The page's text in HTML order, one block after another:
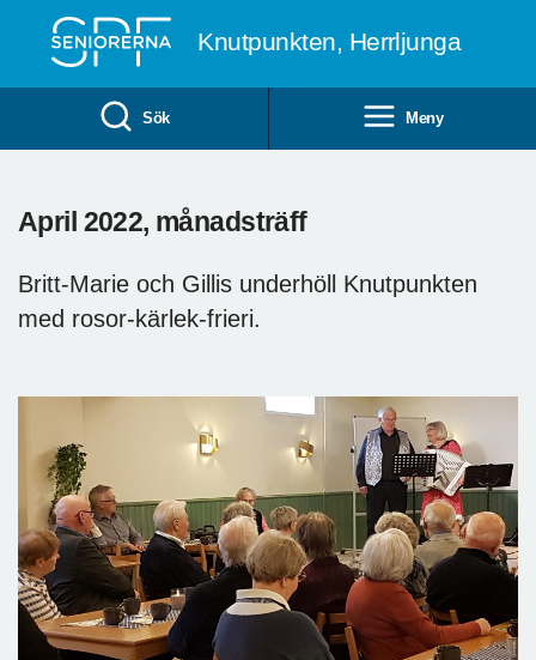
Knutpunkten, Herrljunga
Sök Meny
April 2022, månadsträff
Britt-Marie och Gillis underhöll Knutpunkten
med rosor-kärlek-frieri.